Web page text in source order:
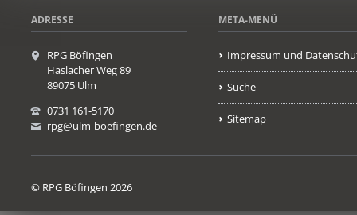
ADRESSE
RPG Böfingen
Haslacher Weg 89
89075 Ulm
0731 161-5170
rpg@ulm-boefingen.de
META-MENÜ
Impressum und
Suche
Sitemap
© RPG Böfingen 2026